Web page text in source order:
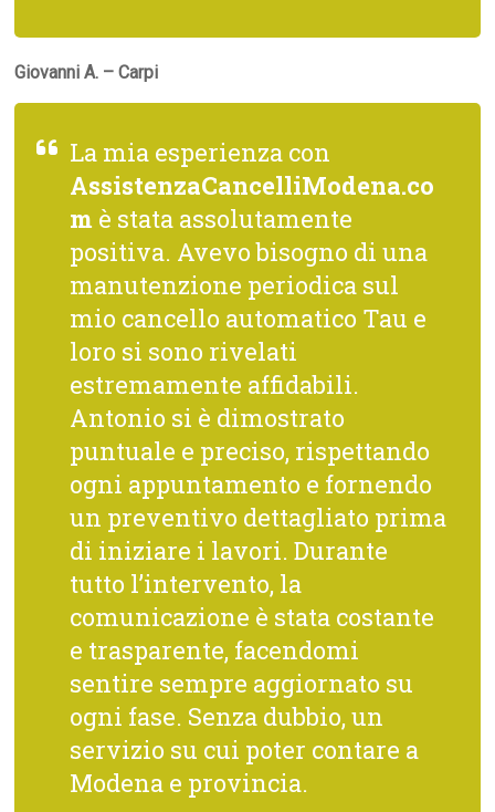
Giovanni A. – Carpi
La mia esperienza con
AssistenzaCancelliModena.co
m è stata assolutamente
positiva. Avevo bisogno di una
manutenzione periodica sul
mio cancello automatico Tau e
loro si sono rivelati
estremamente affidabili.
Antonio si è dimostrato
puntuale e preciso, rispettando
ogni appuntamento e fornendo
un preventivo dettagliato prima
di iniziare i lavori. Durante
tutto l’intervento, la
comunicazione è stata costante
e trasparente, facendomi
sentire sempre aggiornato su
ogni fase. Senza dubbio, un
servizio su cui poter contare a
Modena e provincia.